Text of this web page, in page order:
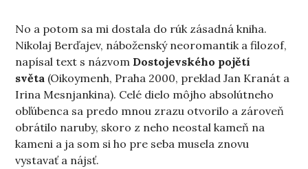
No a potom sa mi dostala do rúk zásadná kniha.
Nikolaj Berďajev, náboženský neoromantik a filozof,
napísal text s názvom Dostojevského pojětí
světa (Oikoymenh, Praha 2000, preklad Jan Kranát a
Irina Mesnjankina). Celé dielo môjho absolútneho
obľúbenca sa predo mnou zrazu otvorilo a zároveň
obrátilo naruby, skoro z neho neostal kameň na
kameni a ja som si ho pre seba musela znovu
vystavať a nájsť.